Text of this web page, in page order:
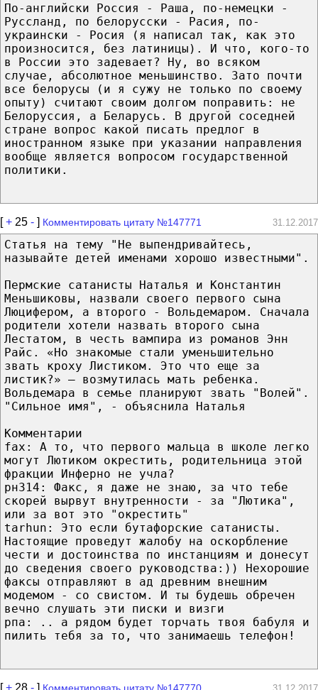
По-английски Россия - Раша, по-немецки -
Руссланд, по белорусски - Расия, по-
украински - Росия (я написал так, как это
произносится, без латиницы). И что, кого-то
в России это задевает? Ну, во всяком
случае, абсолютное меньшинство. Зато почти
все белорусы (и я сужу не только по своему
опыту) считают своим долгом поправить: не
Белоруссия, а Беларусь. В другой соседней
стране вопрос какой писать предлог в
иностранном языке при указании направления
вообще является вопросом государственной
политики.
[+ 25 - ] Комментировать цитату №147771 31.12.2017
Статья на тему "Не выпендривайтесь,
называйте детей именами хорошо известными".
Пермские сатанисты Наталья и Константин
Меньшиковы, назвали своего первого сына
Люцифером, а второго - Вольдемаром. Сначала
родители хотели назвать второго сына
Лестатом, в честь вампира из романов Энн
Райс. «Но знакомые стали уменьшительно
звать кроху Листиком. Это что еще за
листик?» — возмутилась мать ребенка.
Вольдемара в семье планируют звать "Волей".
"Сильное имя", - объяснила Наталья
Комментарии
fax: А то, что первого мальца в школе легко
могут Лютиком окрестить, родительница этой
фракции Инферно не учла?
рн314: Факс, я даже не знаю, за что тебе
скорей вырвут внутренности - за "Лютика",
или за вот это "окрестить"
tarhun: Это если бутафорские сатанисты.
Настоящие проведут жалобу на оскорбление
чести и достоинства по инстанциям и донесут
до сведения своего руководства:)) Нехорошие
факсы отправляют в ад древним внешним
модемом - со свистом. И ты будешь обречен
вечно слушать эти писки и визги
рпа: .. а рядом будет торчать твоя бабуля и
пилить тебя за то, что занимаешь телефон!
[+ 28 - ] Комментировать цитату №147770